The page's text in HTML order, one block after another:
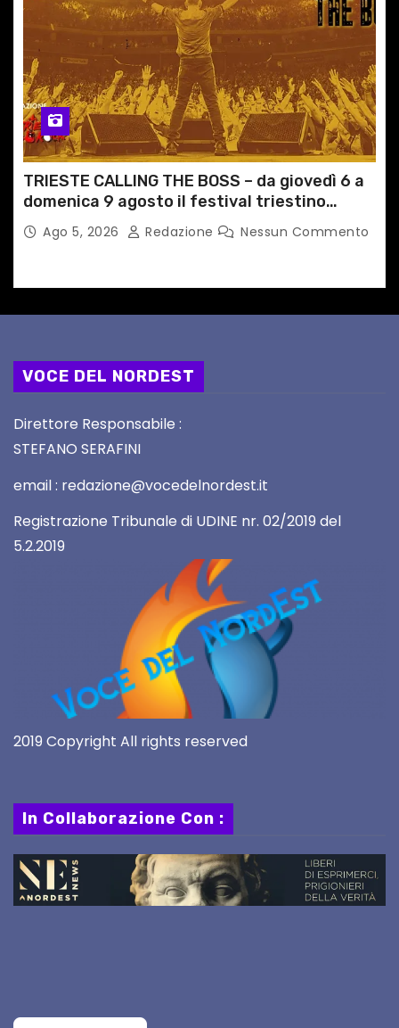
TRIESTE CALLING THE BOSS – da giovedì 6 a
domenica 9 agosto il festival triestino
dedicato a Springsteen
Ago 5, 2026 Redazione Nessun Commento
VOCE DEL NORDEST
Direttore Responsabile :
STEFANO SERAFINI
email : redazione@vocedelnordest.it
Registrazione Tribunale di UDINE nr. 02/2019 del
5.2.2019
2019 Copyright All rights reserved
In Collaborazione Con :